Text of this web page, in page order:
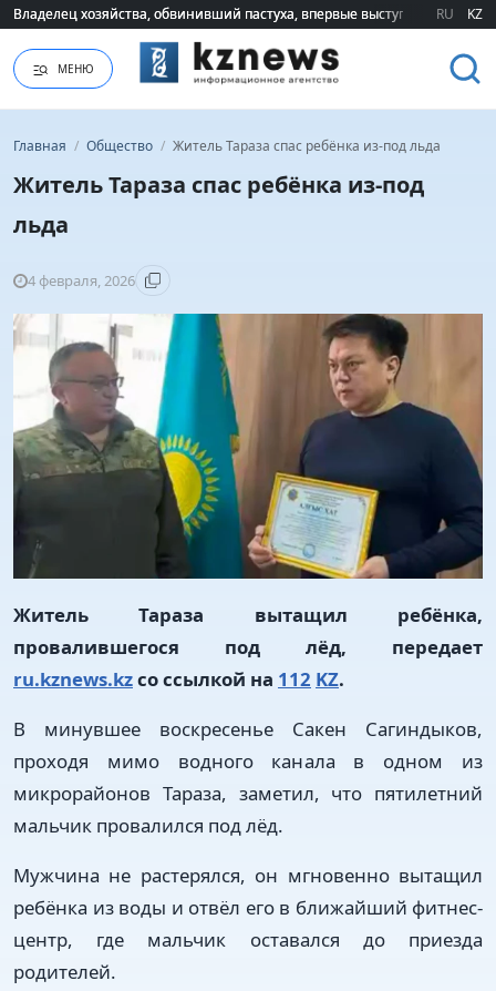
Владелец хозяйства, обвинивший пастуха, впервые выступил
Владелец хозяйства, обвинивший пастуха, впервые выступил RU KZ
МЕНЮ
Главная / Общество / Житель Тараза спас ребёнка из-под льда
Житель Тараза спас ребёнка из-под
льда
4 февраля, 2026
Житель Тараза вытащил ребёнка,
провалившегося под лёд, передает
ru.kznews.kzсо ссылкой на 112 KZ.
В минувшее воскресенье Сакен Сагиндыков,
проходя мимо водного канала в одном из
микрорайонов Тараза, заметил, что пятилетний
мальчик провалился под лёд.
Мужчина не растерялся, он мгновенно вытащил
ребёнка из воды и отвёл его в ближайший фитнес-
центр, где мальчик оставался до приезда
родителей.